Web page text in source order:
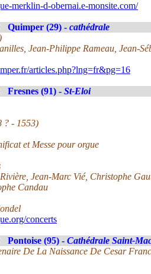
merklin-d-obernai.e-monsite.com/
Quimper (29) - cathédrale
Jean-Philippe Rameau, Jean-
articles.php?lng=fr&pg=16
Fresnes (91) - St-Eloi
? - 1553)
et Messe pour orgue
Jean-Marc Vié, Christophe
Candau
concerts
Pontoise (95) - Cathédrale Saint-
De La Naissance De Cesar